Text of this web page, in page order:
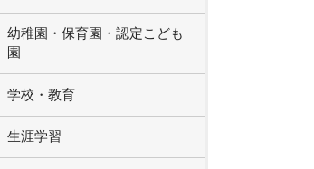
幼稚園・保育園・認定こども
園
学校・教育
生涯学習